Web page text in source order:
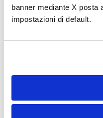
banner mediante X posta
impostazioni di default.